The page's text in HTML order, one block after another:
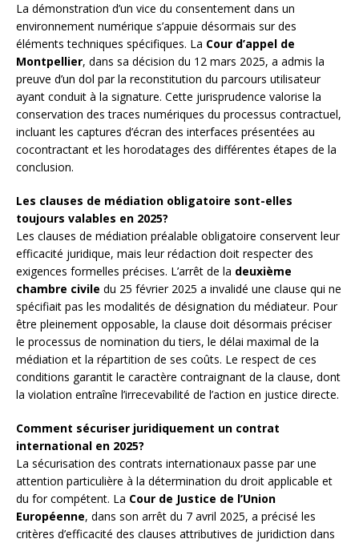
La démonstration d’un vice du consentement dans un
environnement numérique s’appuie désormais sur des
éléments techniques spécifiques. La Cour d’appel de
Montpellier, dans sa décision du 12 mars 2025, a admis la
preuve d’un dol par la reconstitution du parcours utilisateur
ayant conduit à la signature. Cette jurisprudence valorise la
conservation des traces numériques du processus contractuel,
incluant les captures d’écran des interfaces présentées au
cocontractant et les horodatages des différentes étapes de la
conclusion.
Les clauses de médiation obligatoire sont-elles
toujours valables en 2025?
Les clauses de médiation préalable obligatoire conservent leur
efficacité juridique, mais leur rédaction doit respecter des
exigences formelles précises. L’arrêt de la deuxième
chambre civile du 25 février 2025 a invalidé une clause qui ne
spécifiait pas les modalités de désignation du médiateur. Pour
être pleinement opposable, la clause doit désormais préciser
le processus de nomination du tiers, le délai maximal de la
médiation et la répartition de ses coûts. Le respect de ces
conditions garantit le caractère contraignant de la clause, dont
la violation entraîne l’irrecevabilité de l’action en justice directe.
Comment sécuriser juridiquement un contrat
international en 2025?
La sécurisation des contrats internationaux passe par une
attention particulière à la détermination du droit applicable et
du for compétent. La Cour de Justice de l’Union
Européenne, dans son arrêt du 7 avril 2025, a précisé les
critères d’efficacité des clauses attributives de juridiction dans